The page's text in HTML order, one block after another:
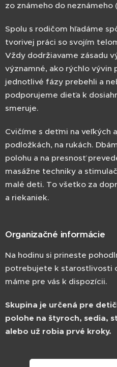
zo známeho do neznámeho
Spolu s rodičom hľadáme
tvorivej práci so svojím
Vždy dodržiavame zásadu
významné, ako rýchlo vývin
jednotlivé fázy prebehli a
podporujeme dieťa k
smeruje.
Cvičíme s deťmi na veľkých
podložkách, na rukách.
polohu a na presnosť
masážne techniky a
malé deti. To všetko za
a riekaniek.
Organizačné informácie
Na hodinu si prineste
potrebujete k starostlivosti
máme pre vás k dispozícii.
Skupina je určená pre
polohe na štyroch, sedia,
alebo už robia prvé kroky.